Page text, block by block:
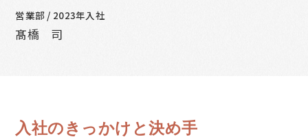
営業部 / 2023年入社
髙橋 司
入社のきっかけと決め手